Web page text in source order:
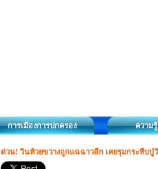
การเมืองการปกครอง ความ
ด่วน! วินห้วยขวางถูกแฉฉาวอีก เคยรุมกระทืบปู่